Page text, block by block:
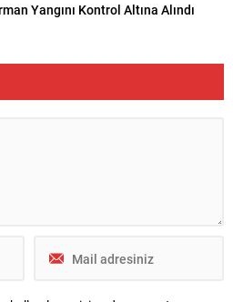
Yangını Kontrol Altına Alındı